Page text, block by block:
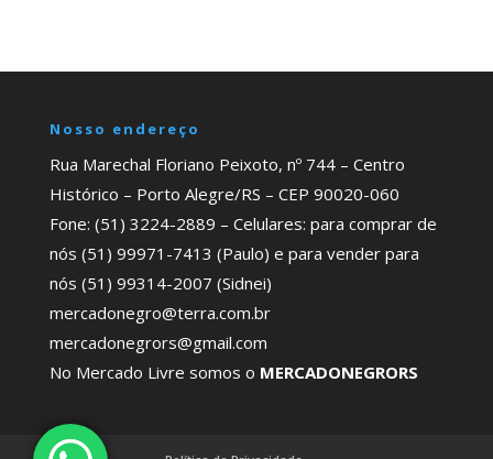
Nosso endereço
Rua Marechal Floriano Peixoto, nº 744 – Centro
Histórico – Porto Alegre/RS – CEP 90020-060
Fone: (51) 3224-2889 – Celulares: para comprar de
nós (51) 99971-7413 (Paulo) e para vender para
nós (51) 99314-2007 (Sidnei)
mercadonegro@terra.com.br
mercadonegrors@gmail.com
No Mercado Livre somos o MERCADONEGRORS